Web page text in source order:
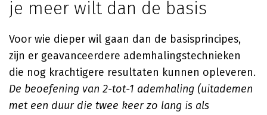
je meer wilt dan de basis
Voor wie dieper wil gaan dan de basisprincipes,
zijn er geavanceerdere ademhalingstechnieken
die nog krachtigere resultaten kunnen opleveren.
De beoefening van 2-tot-1 ademhaling (uitademen
met een duur die twee keer zo lang is als